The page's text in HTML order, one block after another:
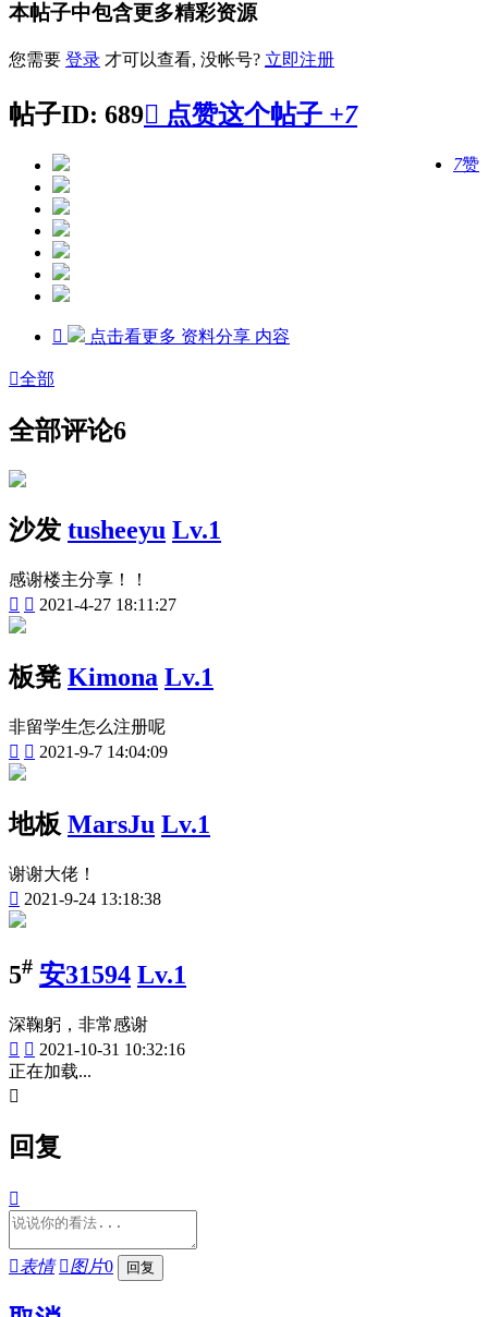
本帖子中包含更多精彩资源
您需要 登录 才可以查看, 没帐号? 立即注册
帖子ID: 689 点赞这个帖子 +7
7赞
 点击看更多 资料分享 内容
全部
全部评论6
沙发 tusheeyu Lv.1
感谢楼主分享！！
  2021-4-27 18:11:27
板凳 Kimona Lv.1
非留学生怎么注册呢
  2021-9-7 14:04:09
地板 MarsJu Lv.1
谢谢大佬！
 2021-9-24 13:18:38
5# 安31594 Lv.1
深鞠躬，非常感谢
  2021-10-31 10:32:16
正在加载...

回复

表情 图片0